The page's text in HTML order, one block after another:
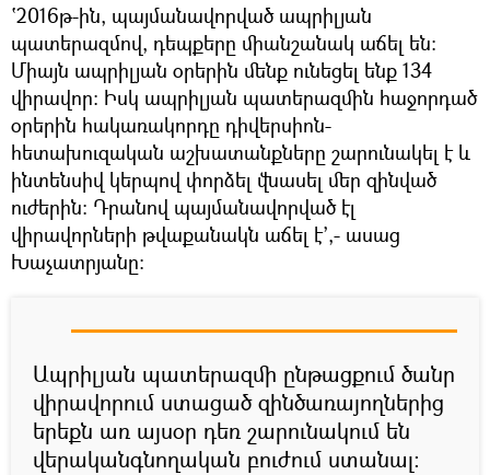
ՙ2016թ-ին, պայմանավորված ապրիլյան
պատերազմով, դեպքերը միանշանակ աճել են:
Միայն ապրիլյան օրերին մենք ունեցել ենք 134
վիրավոր: Իսկ ապրիլյան պատերազմին հաջորդած
օրերին հակառակորդը դիվերսիոն-
հետախուզական աշխատանքները շարունակել է և
ինտենսիվ կերպով փորձել վնասել մեր զինված
ուժերին: Դրանով պայմանավորված էլ
վիրավորների թվաքանակն աճել է՚,- ասաց
Խաչատրյանը:
Ապրիլյան պատերազմի ընթացքում ծանր
վիրավորում ստացած զինծառայողներից
երեքն առ այսօր դեռ շարունակում են
վերականգնողական բուժում ստանալ: